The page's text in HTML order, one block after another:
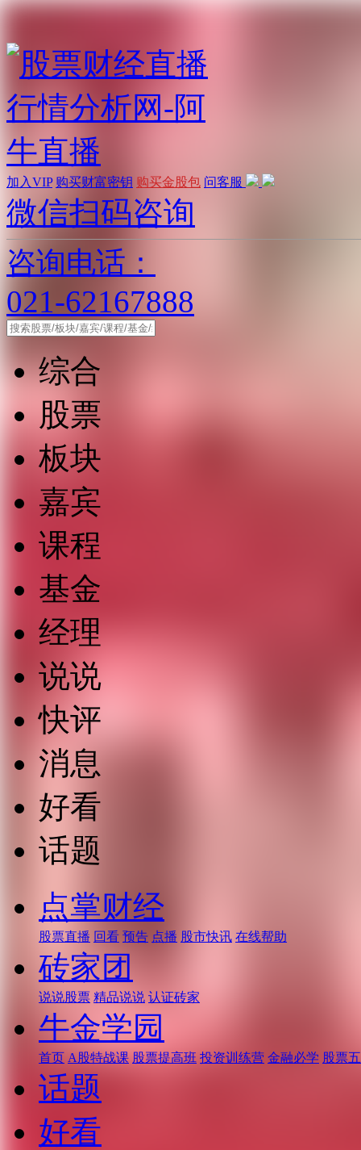
加入VIP 购买财富密钥 购买金股包 问客服
微信扫码咨询
咨询电话：
021-62167888
综合
股票
板块
嘉宾
课程
基金
经理
说说
快评
消息
好看
话题
点掌财经
股票直播 回看 预告 点播 股市快讯 在线帮助
砖家团
说说股票 精品说说 认证砖家
牛金学园
首页 A股特战课 股票提高班 投资训练营 金融必学 股票
话题
好看